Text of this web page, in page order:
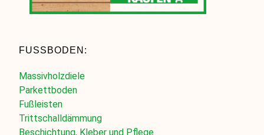
FUSSBODEN:
Massivholzdiele
Parkettboden
Fußleisten
Trittschalldämmung
Beschichtung, Kleber und Pflege